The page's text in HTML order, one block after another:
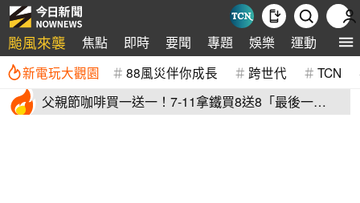
颱風來襲 焦點 即時 要聞 專題 娛樂 運動 全球
新電玩大觀園 88風災伴你成長 跨世代 TCN
父親節咖啡買一送一！7-11拿鐵買8送8「最後一